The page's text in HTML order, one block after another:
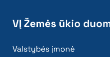
VĮ Žemės ūkio
Valstybės įmonė